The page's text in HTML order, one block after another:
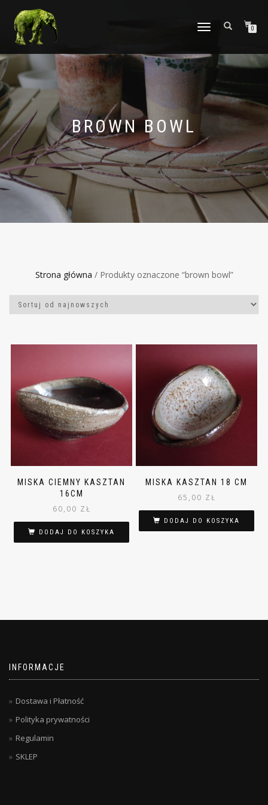
TOGGLE
0
BROWN BOWL
Strona główna / Produkty oznaczone “brown bowl”
MISKA CIEMNY KASZTAN
16CM
60,00 ZŁ
DODAJ DO KOSZYKA
MISKA KASZTAN 18 CM
65,00 ZŁ
DODAJ DO KOSZYKA
INFORMACJE
Dostawa i Płatność
Polityka prywatności
Regulamin
SKLEP